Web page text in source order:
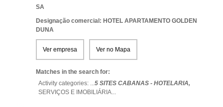
SA
Designação comercial: HOTEL APARTAMENTO GOLDEN
DUNA
Ver empresa Ver no Mapa
Matches in the search for:
Activity categories: ...5 SITES CABANAS - HOTELARIA,
SERVIÇOS E IMOBILIÁRIA...